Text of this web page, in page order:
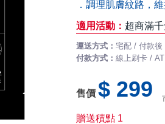
．調理肌膚紋路，
適用活動： 超商滿
運送方式： 宅配 / 付款後
付款方式： 線上刷卡 /
售價 $ 299
贈送積點 1